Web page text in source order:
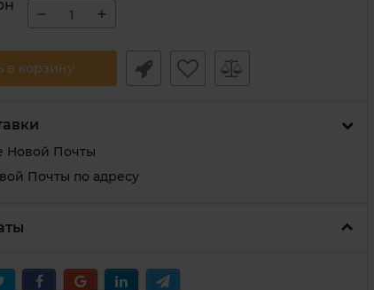
− +
в корзину
Новой Почты
Почты по адресу